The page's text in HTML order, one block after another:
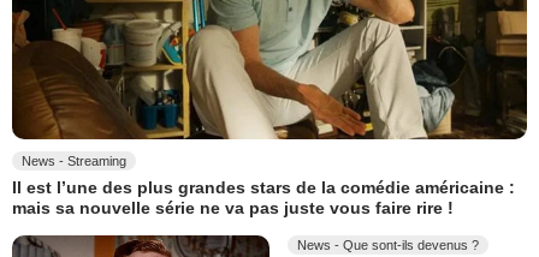
News - Streaming
Il est l’une des plus grandes stars de la comédie américaine :
mais sa nouvelle série ne va pas juste vous faire rire !
News - Que sont-ils devenus ?